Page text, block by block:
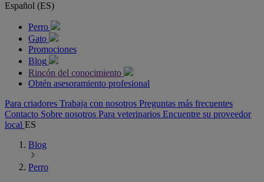
Español (ES)
Perro
Gato
Promociones
Blog
Rincón del conocimiento
Obtén asesoramiento profesional
Para criadores Trabaja con nosotros Preguntas más frecuentes
Contacto Sobre nosotros Para veterinarios Encuentre su proveedor
local ES
Blog
Perro